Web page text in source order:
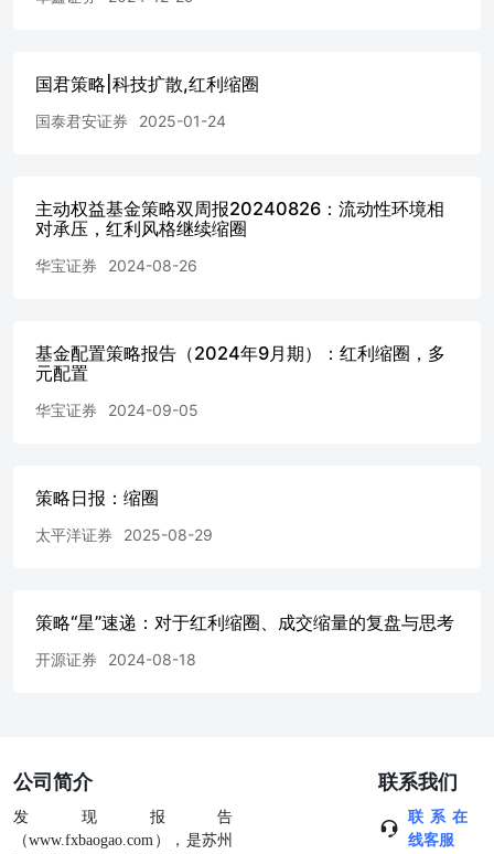
国君策略|科技扩散,红利缩圈
国泰君安证券 2025-01-24
主动权益基金策略双周报20240826：流动性环境相
对承压，红利风格继续缩圈
华宝证券 2024-08-26
基金配置策略报告（2024年9月期）：红利缩圈，多
元配置
华宝证券 2024-09-05
策略日报：缩圈
太平洋证券 2025-08-29
策略“星”速递：对于红利缩圈、成交缩量的复盘与思考
开源证券 2024-08-18
公司简介
发现报告
（www.fxbaogao.com），是苏州
联系我们
联系在
线客服